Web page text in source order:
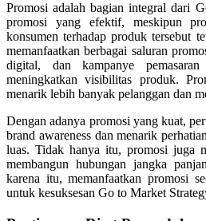
Promosi adalah bagian integral dari
promosi yang efektif, meskipun
konsumen terhadap produk tersebut
memanfaatkan berbagai saluran
digital, dan kampanye
meningkatkan visibilitas produk.
menarik lebih banyak pelanggan dan
Dengan adanya promosi yang kuat,
brand awareness dan menarik
luas. Tidak hanya itu, promosi juga
membangun hubungan jangka
karena itu, memanfaatkan promosi
untuk kesuksesan Go to Market